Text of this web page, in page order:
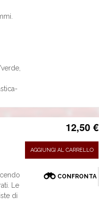
12,50 €
AGGIUNGI AL CARRELLO
CONFRONTA
Le
di